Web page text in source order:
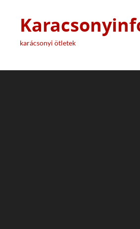
karácsonyi ötletek